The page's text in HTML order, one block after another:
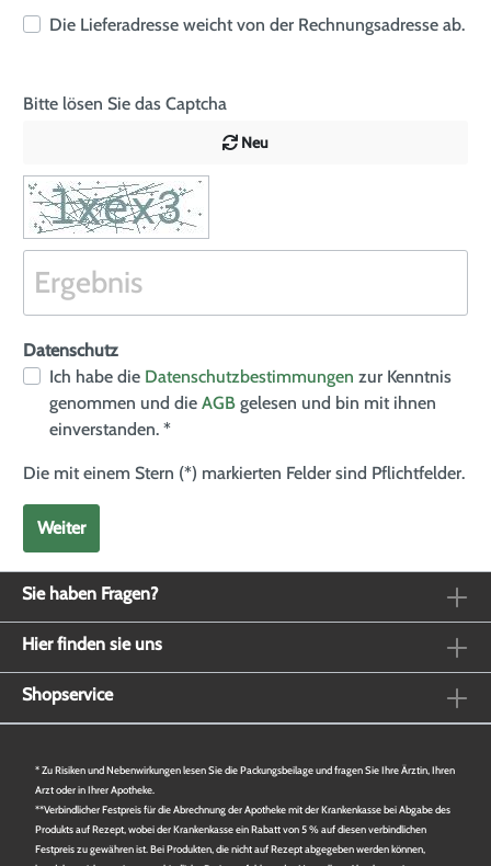
Die Lieferadresse weicht von der Rechnungsadresse ab.
Bitte lösen Sie das Captcha
Neu
Datenschutz
Ich habe die Datenschutzbestimmungen zur Kenntnis
genommen und die AGB gelesen und bin mit ihnen
einverstanden. *
Die mit einem Stern (*) markierten Felder sind Pflichtfelder.
Weiter
Sie haben Fragen?
Hier finden sie uns
Shopservice
* Zu Risiken und Nebenwirkungen lesen Sie die Packungsbeilage und fragen Sie Ihre Ärztin, Ihren
Arzt oder in Ihrer Apotheke.
**Verbindlicher Festpreis für die Abrechnung der Apotheke mit der Krankenkasse bei Abgabe des
Produkts auf Rezept, wobei der Krankenkasse ein Rabatt von 5 % auf diesen verbindlichen
Festpreis zu gewähren ist. Bei Produkten, die nicht auf Rezept abgegeben werden können,